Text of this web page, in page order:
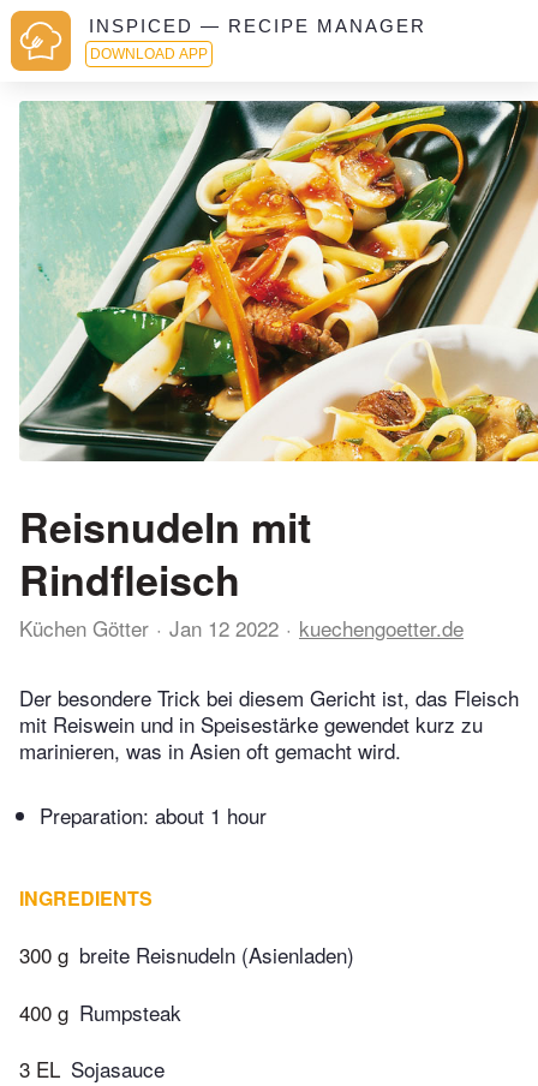
INSPICED — RECIPE MANAGER
DOWNLOAD APP
Reisnudeln mit
Rindfleisch
Küchen Götter Jan 12 2022 kuechengoetter.de
Der besondere Trick bei diesem Gericht ist, das Fleisch
mit Reiswein und in Speisestärke gewendet kurz zu
marinieren, was in Asien oft gemacht wird.
Preparation: about 1 hour
INGREDIENTS
300 g breite Reisnudeln (Asienladen)
400 g Rumpsteak
3 EL Sojasauce